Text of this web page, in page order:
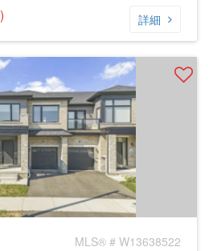
詳細
MLS® # W13638522